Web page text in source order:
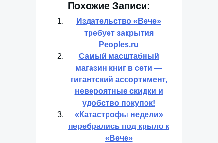
Похожие Записи:
Издательство «Вече»
требует закрытия
Peoples.ru
Самый масштабный
магазин книг в сети —
гигантский ассортимент,
невероятные скидки и
удобство покупок!
«Катастрофы недели»
перебрались под крыло к
«Вече»